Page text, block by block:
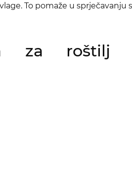
To pomaže u sprječavanju
za roštilj